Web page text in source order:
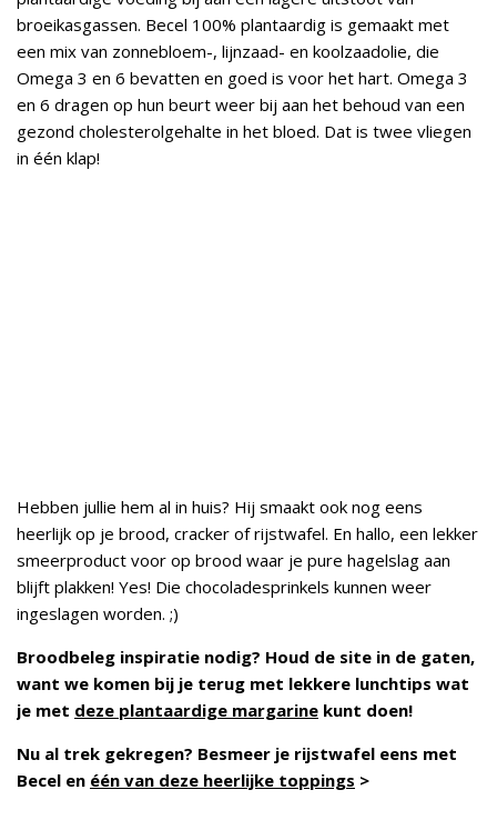
broeikasgassen. Becel 100% plantaardig is gemaakt met
een mix van zonnebloem-, lijnzaad- en koolzaadolie, die
Omega 3 en 6 bevatten en goed is voor het hart. Omega 3
en 6 dragen op hun beurt weer bij aan het behoud van een
gezond cholesterolgehalte in het bloed. Dat is twee vliegen
in één klap!
Hebben jullie hem al in huis? Hij smaakt ook nog eens
heerlijk op je brood, cracker of rijstwafel. En hallo, een lekker
smeerproduct voor op brood waar je pure hagelslag aan
blijft plakken! Yes! Die chocoladesprinkels kunnen weer
ingeslagen worden. ;)
Broodbeleg inspiratie nodig? Houd de site in de gaten,
want we komen bij je terug met lekkere lunchtips wat
je met deze plantaardige margarine kunt doen!
Nu al trek gekregen? Besmeer je rijstwafel eens met
Becel en één van deze heerlijke toppings >